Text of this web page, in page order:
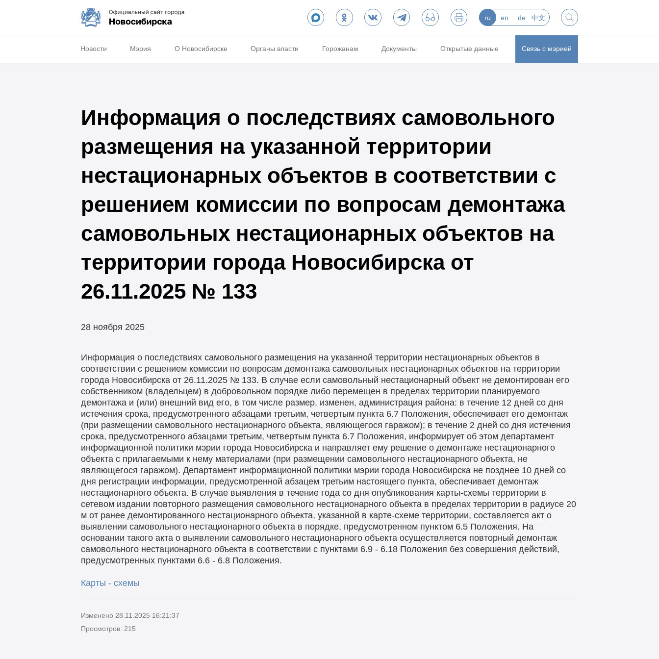
ru en de 中文
Новости Мэрия О Новосибирске Органы власти Горожанам Документы Открытые данные Связь с мэрией
Информация о последствиях самовольного
размещения на указанной территории
нестационарных объектов в соответствии с
решением комиссии по вопросам демонтажа
самовольных нестационарных объектов на
территории города Новосибирска от
26.11.2025 № 133
28 ноября 2025
Информация о последствиях самовольного размещения на указанной территории нестационарных объектов в
соответствии с решением комиссии по вопросам демонтажа самовольных нестационарных объектов на территории
города Новосибирска от 26.11.2025 № 133. В случае если самовольный нестационарный объект не демонтирован его
собственником (владельцем) в добровольном порядке либо перемещен в пределах территории планируемого
демонтажа и (или) внешний вид его, в том числе размер, изменен, администрация района: в течение 12 дней со дня
истечения срока, предусмотренного абзацами третьим, четвертым пункта 6.7 Положения, обеспечивает его демонтаж
(при размещении самовольного нестационарного объекта, являющегося гаражом); в течение 2 дней со дня истечения
срока, предусмотренного абзацами третьим, четвертым пункта 6.7 Положения, информирует об этом департамент
информационной политики мэрии города Новосибирска и направляет ему решение о демонтаже нестационарного
объекта с прилагаемыми к нему материалами (при размещении самовольного нестационарного объекта, не
являющегося гаражом). Департамент информационной политики мэрии города Новосибирска не позднее 10 дней со
дня регистрации информации, предусмотренной абзацем третьим настоящего пункта, обеспечивает демонтаж
нестационарного объекта. В случае выявления в течение года со дня опубликования карты-схемы территории в
сетевом издании повторного размещения самовольного нестационарного объекта в пределах территории в радиусе 20
м от ранее демонтированного нестационарного объекта, указанной в карте-схеме территории, составляется акт о
выявлении самовольного нестационарного объекта в порядке, предусмотренном пунктом 6.5 Положения. На
основании такого акта о выявлении самовольного нестационарного объекта осуществляется повторный демонтаж
самовольного нестационарного объекта в соответствии с пунктами 6.9 - 6.18 Положения без совершения действий,
предусмотренных пунктами 6.6 - 6.8 Положения.
Карты - схемы
Изменено 28.11.2025 16:21:37
Просмотров: 215